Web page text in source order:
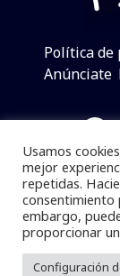
Política de
Anúnciate
Se prohibe el
Usamos
mejor
repetidas.
consentimiento
embargo,
proporcionar
Configuración